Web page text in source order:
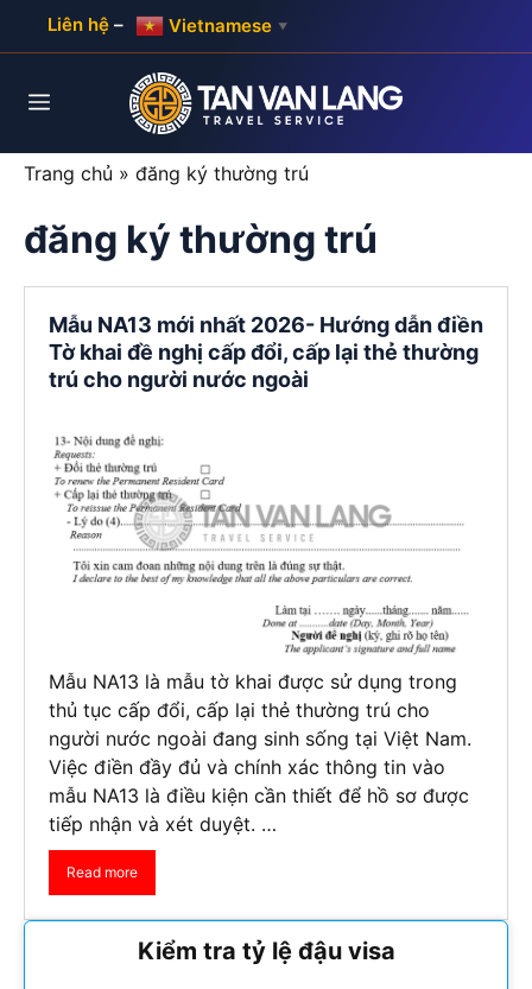
Liên hệ – Vietnamese ▼
Menu
Trang chủ » đăng ký thường trú
đăng ký thường trú
Mẫu NA13 mới nhất 2026- Hướng dẫn điền
Tờ khai đề nghị cấp đổi, cấp lại thẻ thường
trú cho người nước ngoài
Mẫu NA13 là mẫu tờ khai được sử dụng trong
thủ tục cấp đổi, cấp lại thẻ thường trú cho
người nước ngoài đang sinh sống tại Việt Nam.
Việc điền đầy đủ và chính xác thông tin vào
mẫu NA13 là điều kiện cần thiết để hồ sơ được
tiếp nhận và xét duyệt. …
Read more
Kiểm tra tỷ lệ đậu visa